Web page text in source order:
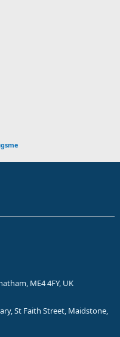
ME4 4FY, UK
St Faith Street, Maidstone,